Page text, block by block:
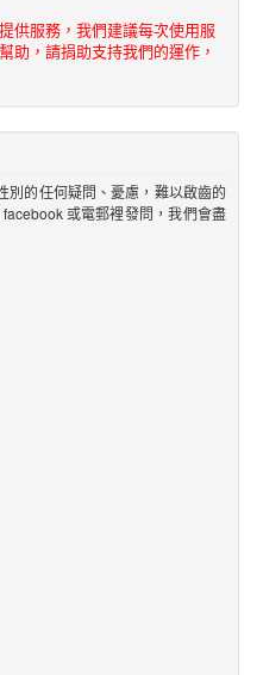
供服務，我們建議每次使用服
助，請捐助支持我們的運作，
別的任何疑問、憂慮，難以啟齒的
或電郵裡發問，我們會盡